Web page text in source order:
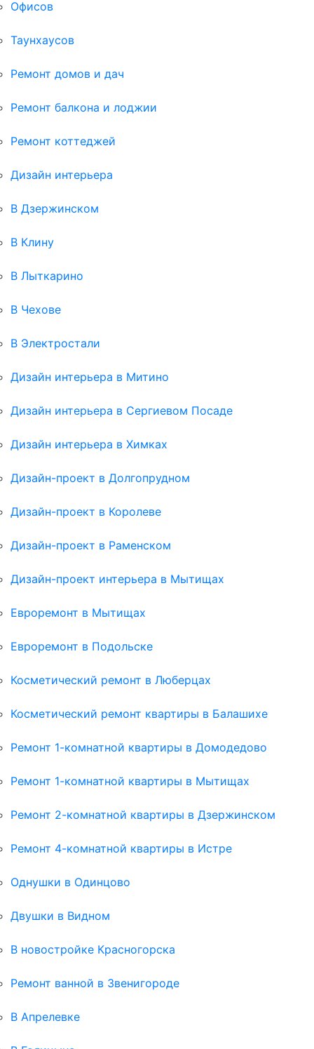
Офисов
Таунхаусов
Ремонт домов и дач
Ремонт балкона и лоджии
Ремонт коттеджей
Дизайн интерьера
В Дзержинском
В Клину
В Лыткарино
В Чехове
В Электростали
Дизайн интерьера в Митино
Дизайн интерьера в Сергиевом Посаде
Дизайн интерьера в Химках
Дизайн-проект в Долгопрудном
Дизайн-проект в Королеве
Дизайн-проект в Раменском
Дизайн-проект интерьера в Мытищах
Евроремонт в Мытищах
Евроремонт в Подольске
Косметический ремонт в Люберцах
Косметический ремонт квартиры в Балашихе
Ремонт 1-комнатной квартиры в Домодедово
Ремонт 1-комнатной квартиры в Мытищах
Ремонт 2-комнатной квартиры в Дзержинском
Ремонт 4-комнатной квартиры в Истре
Однушки в Одинцово
Двушки в Видном
В новостройке Красногорска
Ремонт ванной в Звенигороде
В Апрелевке